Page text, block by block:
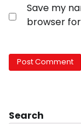
Save my
browser
Search